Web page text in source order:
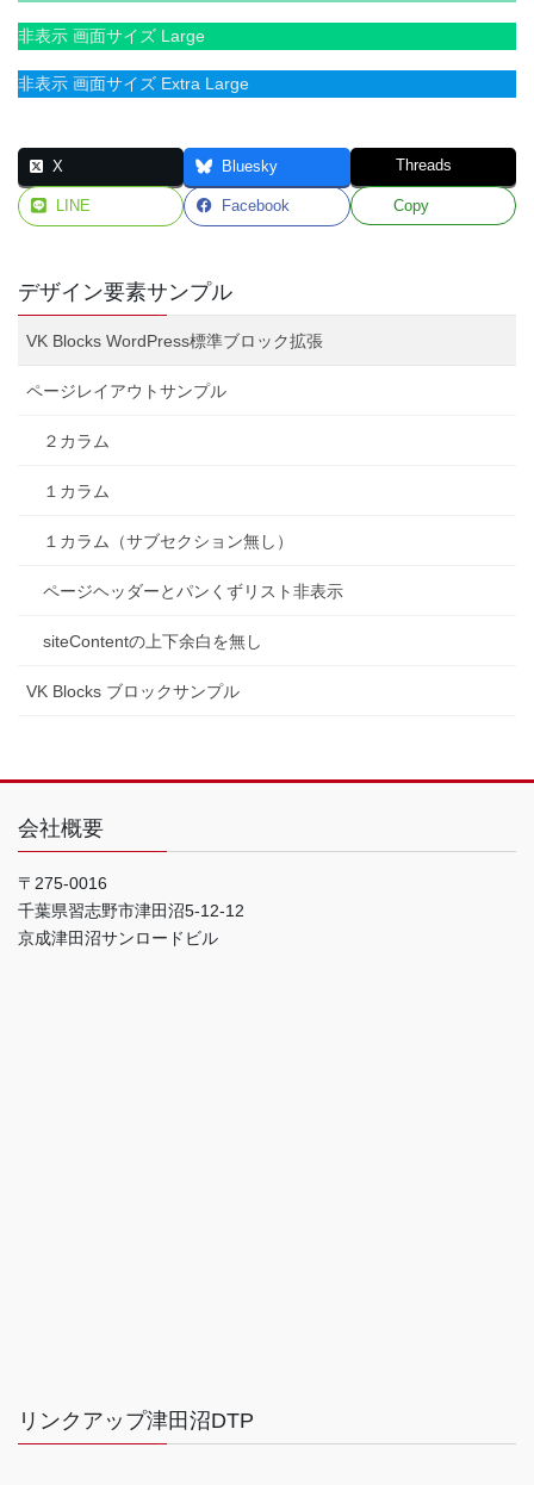
非表示 画面サイズ Large
非表示 画面サイズ Extra Large
Facebook
X Bluesky Threads
LINE Copy
デザイン要素サンプル
VK Blocks WordPress標準ブロック拡張
ページレイアウトサンプル
２カラム
１カラム
１カラム（サブセクション無し）
ページヘッダーとパンくずリスト非表示
siteContentの上下余白を無し
VK Blocks ブロックサンプル
会社概要
〒275-0016
千葉県習志野市津田沼5-12-12
京成津田沼サンロードビル
リンクアップ津田沼DTP